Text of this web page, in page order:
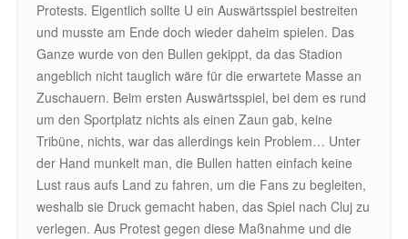
Protests. Eigentlich sollte U ein Auswärtsspiel bestreiten
und musste am Ende doch wieder daheim spielen. Das
Ganze wurde von den Bullen gekippt, da das Stadion
angeblich nicht tauglich wäre für die erwartete Masse an
Zuschauern. Beim ersten Auswärtsspiel, bei dem es rund
um den Sportplatz nichts als einen Zaun gab, keine
Tribüne, nichts, war das allerdings kein Problem… Unter
der Hand munkelt man, die Bullen hatten einfach keine
Lust raus aufs Land zu fahren, um die Fans zu begleiten,
weshalb sie Druck gemacht haben, das Spiel nach Cluj zu
verlegen. Aus Protest gegen diese Maßnahme und die